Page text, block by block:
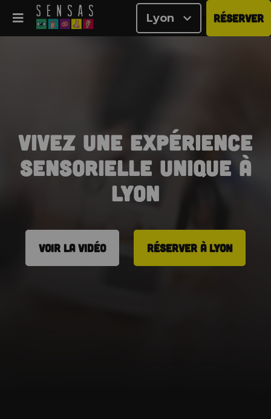
Lyon RÉSERVER
Vivez une expérience
sensorielle unique à
Lyon
VOIR LA VIDÉO RÉSERVER À LYON